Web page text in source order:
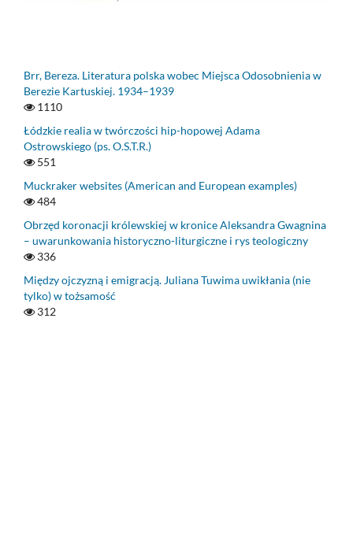
Brr, Bereza. Literatura polska wobec Miejsca Odosobnienia w
Berezie Kartuskiej. 1934–1939
1110
Łódzkie realia w twórczości hip-hopowej Adama
Ostrowskiego (ps. O.S.T.R.)
551
Muckraker websites (American and European examples)
484
Obrzęd koronacji królewskiej w kronice Aleksandra Gwagnina
– uwarunkowania historyczno-liturgiczne i rys teologiczny
336
Między ojczyzną i emigracją. Juliana Tuwima uwikłania (nie
tylko) w tożsamość
312